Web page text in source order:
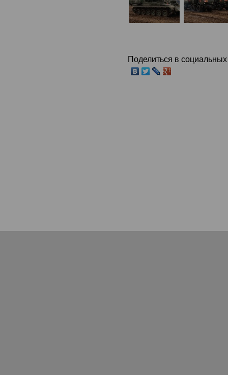
Поделиться в социальных